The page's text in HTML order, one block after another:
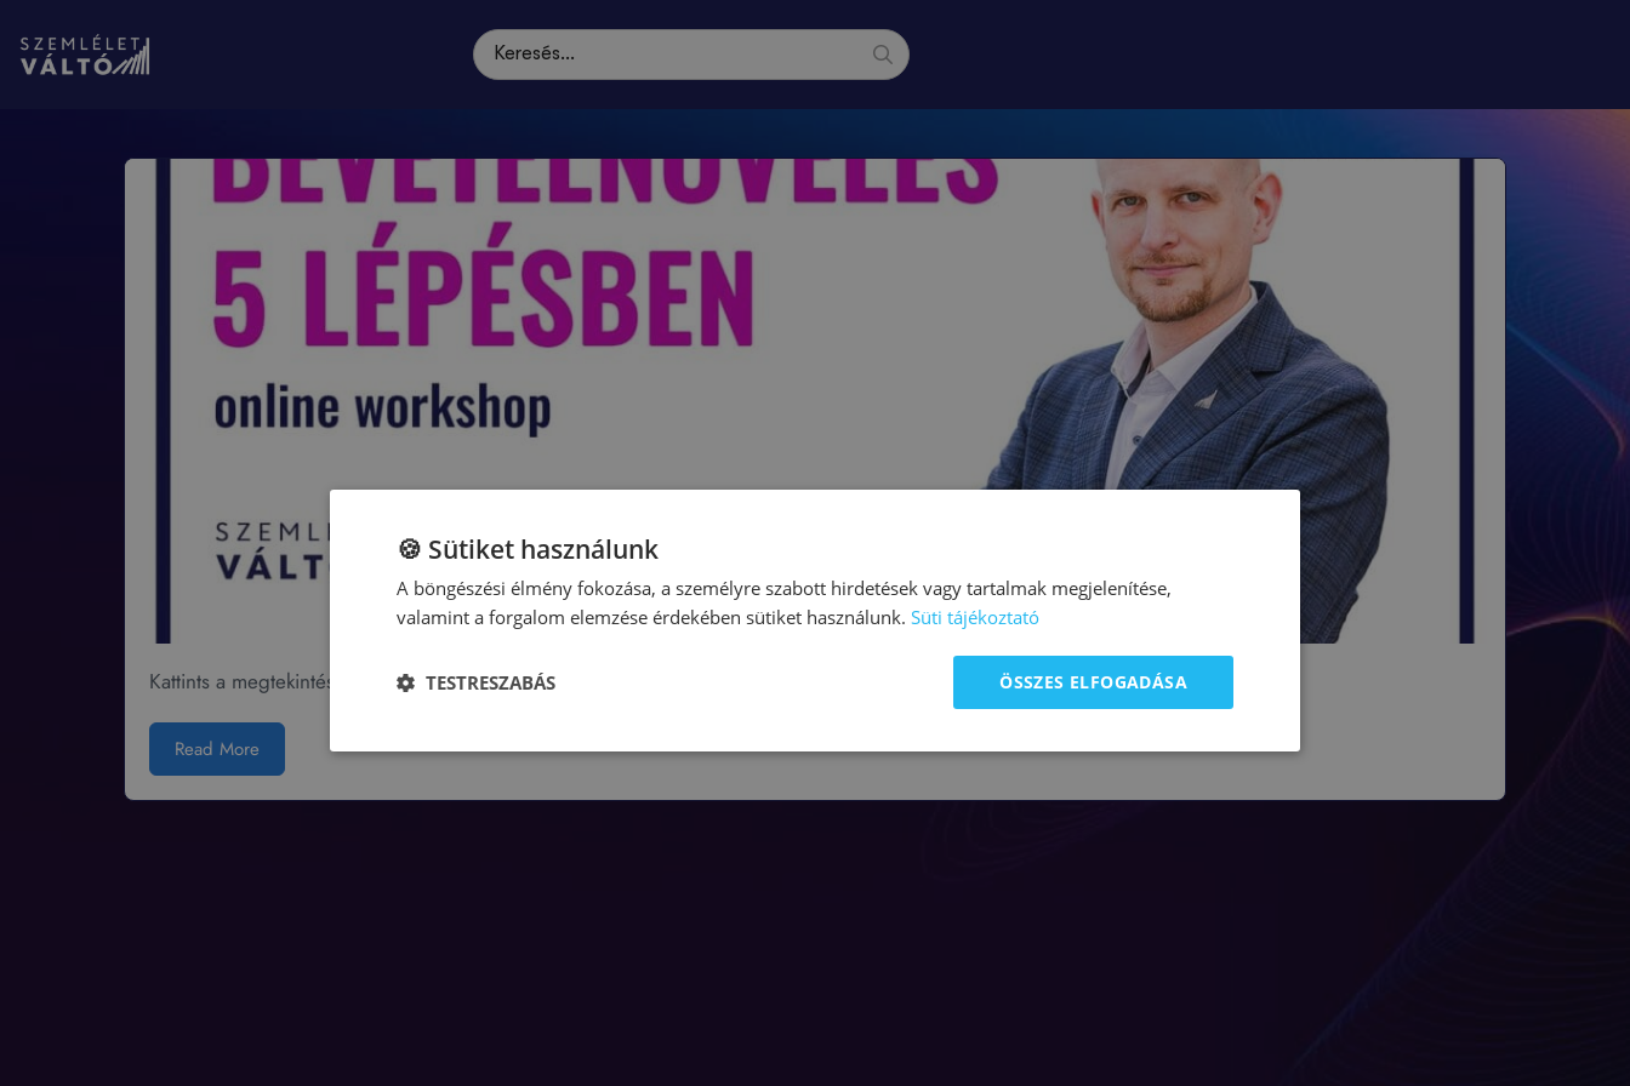
Kattints a megtekintéshez!
Read More
🍪 Sütiket használunk
A böngészési élmény fokozása, a személyre szabott hirdetések vagy tartalmak megjelenítése,
valamint a forgalom elemzése érdekében sütiket használunk. Süti tájékoztató
ÖSSZES ELFOGADÁSA
TESTRESZABÁS